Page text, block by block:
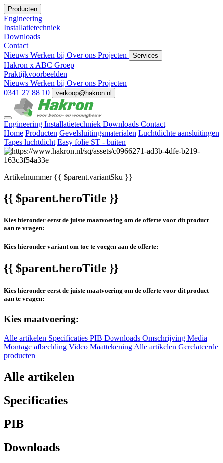
Producten
Engineering
Installatietechniek
Downloads
Contact
Nieuws Werken bij Over ons Projecten Services
Hakron x ABC Groep
Praktijkvoorbeelden
Nieuws Werken bij Over ons Projecten
0341 27 88 10
verkoop@hakron.nl
Engineering Installatietechniek Downloads Contact
Home Producten Gevelsluitingsmaterialen Luchtdichte aansluitingen
Tapes luchtdicht Easy folie ST - buiten
Artikelnummer{{ $parent.variantSku }}
{{ $parent.heroTitle }}
Kies hieronder eerst de juiste maatvoering om de offerte voor dit product
aan te vragen:
Kies hieronder variant om toe te voegen aan de offerte:
{{ $parent.heroTitle }}
Kies hieronder eerst de juiste maatvoering om de offerte voor dit product
aan te vragen:
Kies maatvoering:
Alle artikelen Specificaties PIB Downloads Omschrijving Media
Montage afbeelding Video MaattekeningAlle artikelen Gerelateerde
producten
Alle artikelen
Specificaties
PIB
Downloads